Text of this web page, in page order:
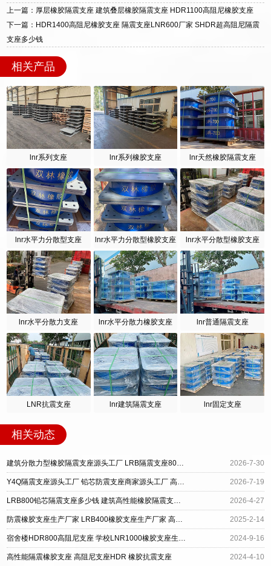
质、检测报告完备，提供选型、深化、供货、安
装指导全套服务，厂址衡水高新区北方工业基地
上一篇：厚层橡胶隔震支座 建筑叠层橡胶隔震支座 HDR1100高阻尼橡胶支座
下一篇：HDR1400高阻尼橡胶支座 隔震支座LNR600厂家 SHDR超高阻尼隔震
支座多少钱
相关产品
lnr系列支座 lnr系列橡胶支座 lnr天然橡胶隔震支座
lnr水平力分散型支座 lnr水平力分散型橡胶支座 lnr水平分散型橡胶支座
lnr水平分散力支座 lnr水平分散力橡胶支座 lnr普通隔震支座
LNR抗震支座 lnr建筑隔震支座 lnr固定支座
相关动态
建筑分散力型橡胶隔震支座源头工厂 LRB隔震支座800生产厂家 建筑高性能隔震支座 2026-7-30
Y4Q隔震支座源头工厂 铅芯防震支座商家源头工厂 高性能橡胶隔震支座 2026-7-19
LRB800铅芯隔震支座多少钱 建筑高性能橡胶隔震支座厂家 LNR支座厂家 2026-4-27
防震橡胶支座生产厂家 LRB400橡胶支座生产厂家 高性能隔震橡胶支座 2025-2-14
宿舍楼HDR800高阻尼支座 学校LNR1000橡胶支座生产厂家 高性能隔震橡胶支座 2024-9-16
高性能隔震橡胶支座 高阻尼支座HDR 橡胶抗震支座 2024-4-10